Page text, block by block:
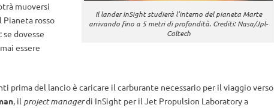
Il lander InSight studierà l’interno del pianeta Marte
arrivando fino a 5 metri di profondità. Crediti: Nasa/Jpl-
Caltech
muoversi
rosso
dovesse
essere
prima del lancio è caricare il carburante necessario per il viaggio verso
, il project managerdi InSight per il Jet Propulsion Laboratory a